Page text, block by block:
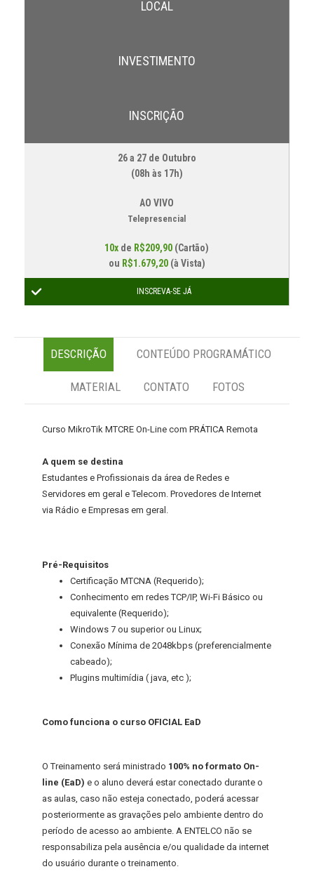
LOCAL
INVESTIMENTO
INSCRIÇÃO
26 a 27 de Outubro
(08h às 17h)
AO VIVO
Telepresencial
10x de R$209,90 (Cartão)
ou R$1.679,20(à Vista)
INSCREVA-SE JÁ
DESCRIÇÃO CONTEÚDO PROGRAMÁTICO
MATERIAL CONTATO FOTOS
Curso MikroTik MTCRE On-Line com PRÁTICA Remota
A quem se destina
Estudantes e Profissionais da área de Redes e
Servidores em geral e Telecom. Provedores de Internet
via Rádio e Empresas em geral.
Pré-Requisitos
Certificação MTCNA (Requerido);
Conhecimento em redes TCP/IP, Wi-Fi Básico ou
equivalente (Requerido);
Windows 7 ou superior ou Linux;
Conexão Mínima de 2048kbps (preferencialmente
cabeado);
Plugins multimídia ( java, etc );
Como funciona o curso OFICIAL EaD
O Treinamento será ministrado 100% no formato On-
line (EaD) e o aluno deverá estar conectado durante o
as aulas, caso não esteja conectado, poderá acessar
posteriormente as gravações pelo ambiente dentro do
período de acesso ao ambiente. A ENTELCO não se
responsabiliza pela ausência e/ou qualidade da internet
do usuário durante o treinamento.